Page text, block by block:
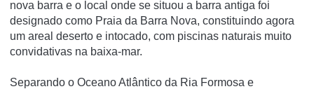
nova barra e o local onde se situou a barra antiga foi
designado como Praia da Barra Nova, constituindo agora
um areal deserto e intocado, com piscinas naturais muito
convidativas na baixa-mar.
Separando o Oceano Atlântico da Ria Formosa e